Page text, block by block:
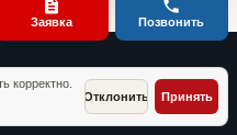
КЛИЕНТОВ
корректно.
Отклонить Принять
Заявка Позвонить